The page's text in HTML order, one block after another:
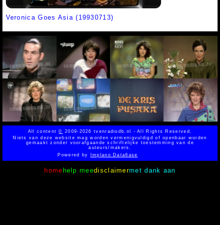
Veronica Goes Asia (19930713)
All content© 2009-2026 tvenradiodb.nl - All Rights Reserved.
Niets van deze website mag worden vermenigvuldigd of openbaar worden
gemaakt zonder voorafgaande schriftelijke toestemming van de
auteurs/makers.
Powered byImplano Data6ase
home help meedisclaimermet dank aan